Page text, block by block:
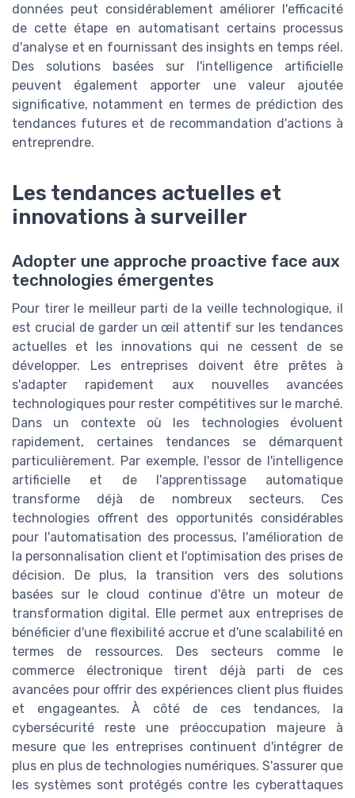
données peut considérablement améliorer l'efficacité
de cette étape en automatisant certains processus
d'analyse et en fournissant des insights en temps réel.
Des solutions basées sur l'intelligence artificielle
peuvent également apporter une valeur ajoutée
significative, notamment en termes de prédiction des
tendances futures et de recommandation d'actions à
entreprendre.
Les tendances actuelles et
innovations à surveiller
Adopter une approche proactive face aux
technologies émergentes
Pour tirer le meilleur parti de la veille technologique, il
est crucial de garder un œil attentif sur les tendances
actuelles et les innovations qui ne cessent de se
développer. Les entreprises doivent être prêtes à
s'adapter rapidement aux nouvelles avancées
technologiques pour rester compétitives sur le marché.
Dans un contexte où les technologies évoluent
rapidement, certaines tendances se démarquent
particulièrement. Par exemple, l'essor de l'intelligence
artificielle et de l'apprentissage automatique
transforme déjà de nombreux secteurs. Ces
technologies offrent des opportunités considérables
pour l'automatisation des processus, l'amélioration de
la personnalisation client et l'optimisation des prises de
décision. De plus, la transition vers des solutions
basées sur le cloud continue d'être un moteur de
transformation digital. Elle permet aux entreprises de
bénéficier d'une flexibilité accrue et d'une scalabilité en
termes de ressources. Des secteurs comme le
commerce électronique tirent déjà parti de ces
avancées pour offrir des expériences client plus fluides
et engageantes. À côté de ces tendances, la
cybersécurité reste une préoccupation majeure à
mesure que les entreprises continuent d'intégrer de
plus en plus de technologies numériques. S'assurer que
les systèmes sont protégés contre les cyberattaques